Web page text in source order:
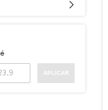
APLICAR